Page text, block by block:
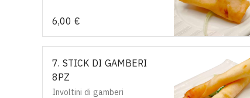
6,00 €
7. STICK DI GAMBERI
8PZ
Involtini di gamberi